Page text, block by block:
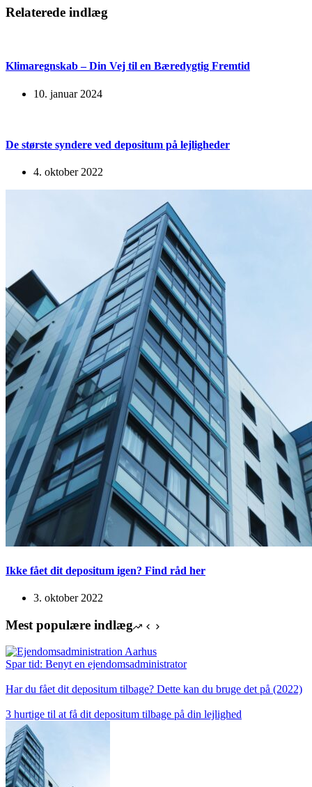
Relaterede indlæg
Klimaregnskab – Din Vej til en Bæredygtig Fremtid
10. januar 2024
De største syndere ved depositum på lejligheder
4. oktober 2022
Ikke fået dit depositum igen? Find råd her
3. oktober 2022
Mest populære indlæg
Spar tid: Benyt en ejendomsadministrator
Har du fået dit depositum tilbage? Dette kan du bruge det på (2022)
3 hurtige til at få dit depositum tilbage på din lejlighed